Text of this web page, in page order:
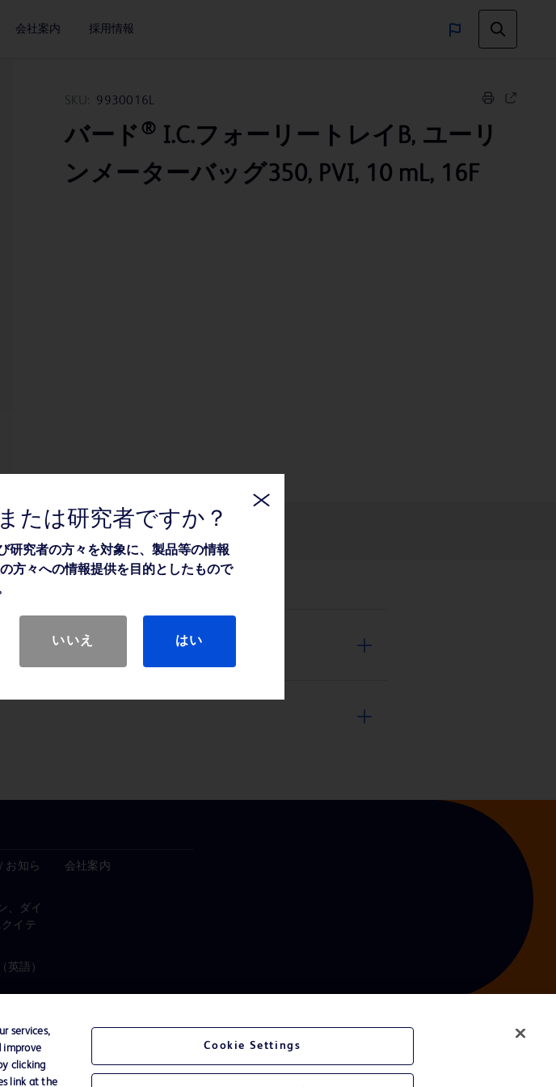
会社案内 採用情報
SKU: 9930016L
バード ® I.C.フォーリートレイB, ユーリ
ンメーターバッグ350, PVI, 10 mL, 16F
お知ら
、ダイ
イテ
英語）
会社案内
たは研究者ですか？
研究者の方々を対象に、製品等の情報
方々への情報提供を目的としたもので
いいえ はい
services,
improve
clicking
link at the
Cookie Settings